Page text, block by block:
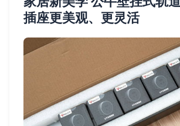
插座更美观、更灵活